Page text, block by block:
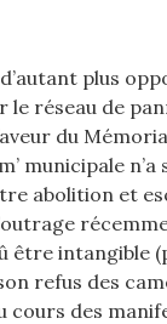
plus
réseau de
du
municipale n’a
abolition et
être intangible
refus des
cours des